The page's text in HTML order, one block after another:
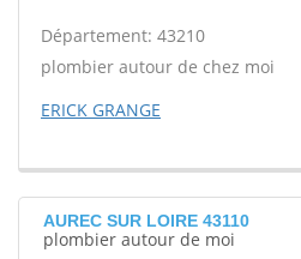
Département: 43210
plombier autour de chez moi
ERICK GRANGE
AUREC SUR LOIRE 43110
plombier autour de moi